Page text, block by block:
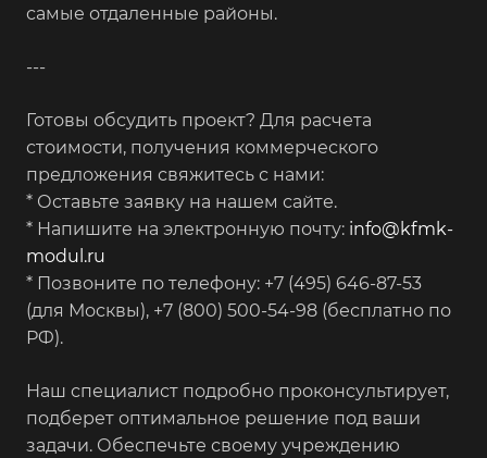
самые отдаленные районы.
---
Готовы обсудить проект? Для расчета
стоимости, получения коммерческого
предложения свяжитесь с нами:
* Оставьте заявку на нашем сайте.
* Напишите на электронную почту: info@kfmk-
modul.ru
* Позвоните по телефону: +7 (495) 646-87-53
(для Москвы), +7 (800) 500-54-98 (бесплатно по
РФ).
Наш специалист подробно проконсультирует,
подберет оптимальное решение под ваши
задачи. Обеспечьте своему учреждению